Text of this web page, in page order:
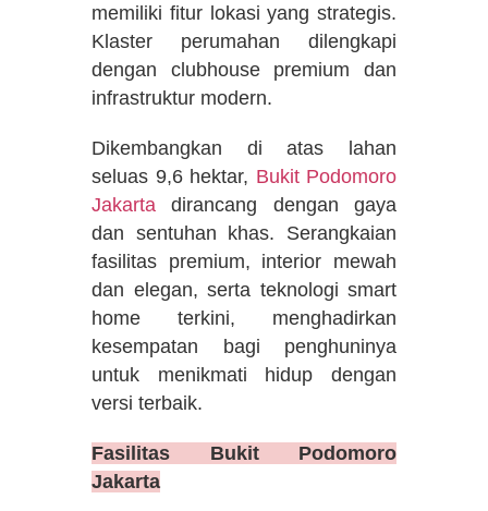
memiliki fitur lokasi yang strategis.
Klaster perumahan dilengkapi
dengan clubhouse premium dan
infrastruktur modern.
Dikembangkan di atas lahan
seluas 9,6 hektar, Bukit Podomoro
Jakarta dirancang dengan gaya
dan sentuhan khas. Serangkaian
fasilitas premium, interior mewah
dan elegan, serta teknologi smart
home terkini, menghadirkan
kesempatan bagi penghuninya
untuk menikmati hidup dengan
versi terbaik.
Fasilitas Bukit Podomoro
Jakarta